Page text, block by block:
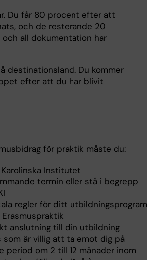
Du får 80 procent efter att
och de resterande 20
all dokumentation har
destinationsland. Du kommer
efter att du har blivit
för praktik måste du:
Institutet
termin eller stå i begrepp
regler för ditt utbildningsprogram
anslutning till din utbildning
är villig att ta emot dig på
period om 2 till 12 månader inom